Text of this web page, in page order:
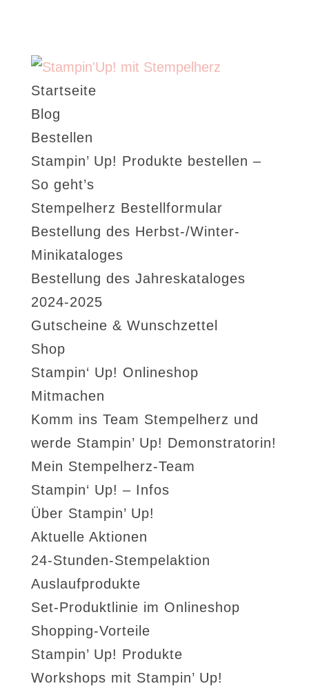
Startseite
Blog
Bestellen
Stampin’ Up! Produkte bestellen –
So geht’s
Stempelherz Bestellformular
Bestellung des Herbst-/Winter-
Minikataloges
Bestellung des Jahreskataloges
2024-2025
Gutscheine & Wunschzettel
Shop
Stampin‘ Up! Onlineshop
Mitmachen
Komm ins Team Stempelherz und
werde Stampin’ Up! Demonstratorin!
Mein Stempelherz-Team
Stampin‘ Up! – Infos
Über Stampin’ Up!
Aktuelle Aktionen
24-Stunden-Stempelaktion
Auslaufprodukte
Set-Produktlinie im Onlineshop
Shopping-Vorteile
Stampin’ Up! Produkte
Workshops mit Stampin’ Up!